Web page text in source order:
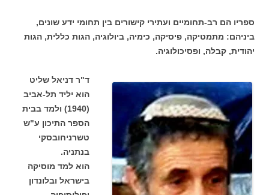
ספריו הם רב-תחומיים ועתירי קישורים בין תחומי ידע שונים,
ביניהם: מתמטיקה, פיסיקה, כימיה, ביולוגיה, הגות כללית, הגות
יהודית, קבלה, ופסיכולוגיה.
ד"ר דניאל שליט
הוא יליד תל-אביב
(1940) ולמד בבית
הספר התיכון ע"ש
טשרניחובסקי
בנתניה.
הוא למד מוסיקה
בישראל ובלונדון